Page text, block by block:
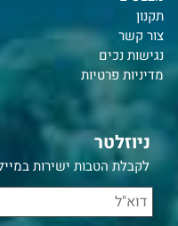
תקנון
צור קשר
נגישות נכים
מדיניות פרטיות
ניוזלטר
לקבלת הטבות ישירות במייל